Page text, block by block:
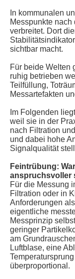
In kommunalen
Messpunkte
verbreitet. Dort
sichtbar macht.
Für beide Welten
ruhig betrieben
Teilfüllung,
Messartefakten
Im Folgenden
weil sie in der
nach Filtration
und dabei hohe
Signalqualität
Feintrübung:
anspruchsvoller
Für die Messung
Filtration oder in
Anforderungen
eigentliche
Messprinzip
geringer
am
Luftblase, eine
überproportional.